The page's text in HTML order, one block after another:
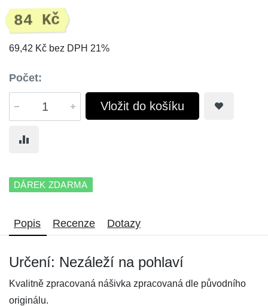
84 Kč
69,42 Kč bez DPH 21%
Počet:
Vložit do košíku
DÁREK ZDARMA
Popis Recenze Dotazy
Určení: Nezáleží na pohlaví
Kvalitně zpracovaná nášivka zpracovaná dle původního
originálu.